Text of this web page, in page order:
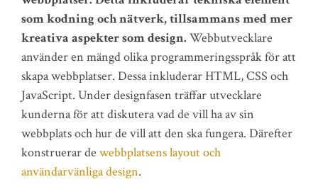
som kodning och nätverk, tillsammans med mer
kreativa aspekter som design. Webbutvecklare
använder en mängd olika programmeringsspråk för att
skapa webbplatser. Dessa inkluderar HTML, CSS och
JavaScript. Under designfasen träffar utvecklare
kunderna för att diskutera vad de vill ha av sin
webbplats och hur de vill att den ska fungera. Därefter
konstruerar de webbplatsens layout och
användarvänliga design.